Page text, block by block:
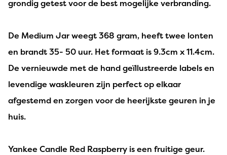
grondig getest voor de best mogelijke verbranding.
De Medium Jar weegt 368 gram, heeft twee lonten
en brandt 35- 50 uur. Het formaat is 9.3cm x 11.4cm.
De vernieuwde met de hand geïllustreerde labels en
levendige waskleuren zijn perfect op elkaar
afgestemd en zorgen voor de heerijkste geuren in je
huis.
Yankee Candle Red Raspberry is een fruitige geur.